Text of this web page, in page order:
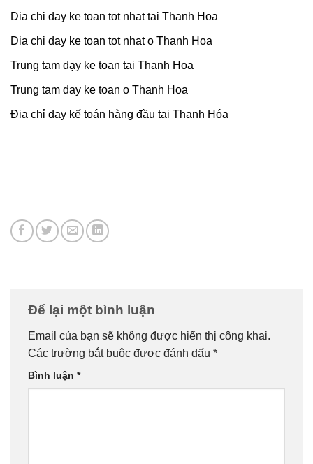
Dia chi day ke toan tot nhat tai Thanh Hoa
Dia chi day ke toan tot nhat o Thanh Hoa
Trung tam dạy ke toan tai Thanh Hoa
Trung tam day ke toan o Thanh Hoa
Địa chỉ dạy kế toán hàng đầu tại Thanh Hóa
Để lại một bình luận
Email của bạn sẽ không được hiển thị công khai.
Các trường bắt buộc được đánh dấu *
Bình luận *